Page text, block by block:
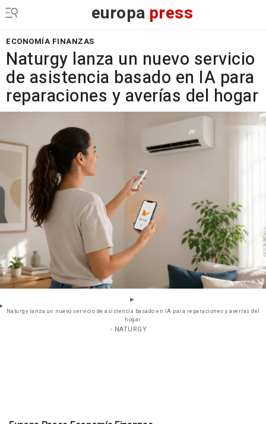
europa press
ECONOMÍA FINANZAS
Naturgy lanza un nuevo servicio
de asistencia basado en IA para
reparaciones y averías del hogar
Naturgy lanza un nuevo servicio de asistencia basado en IA para reparaciones y averías del
hogar
- NATURGY